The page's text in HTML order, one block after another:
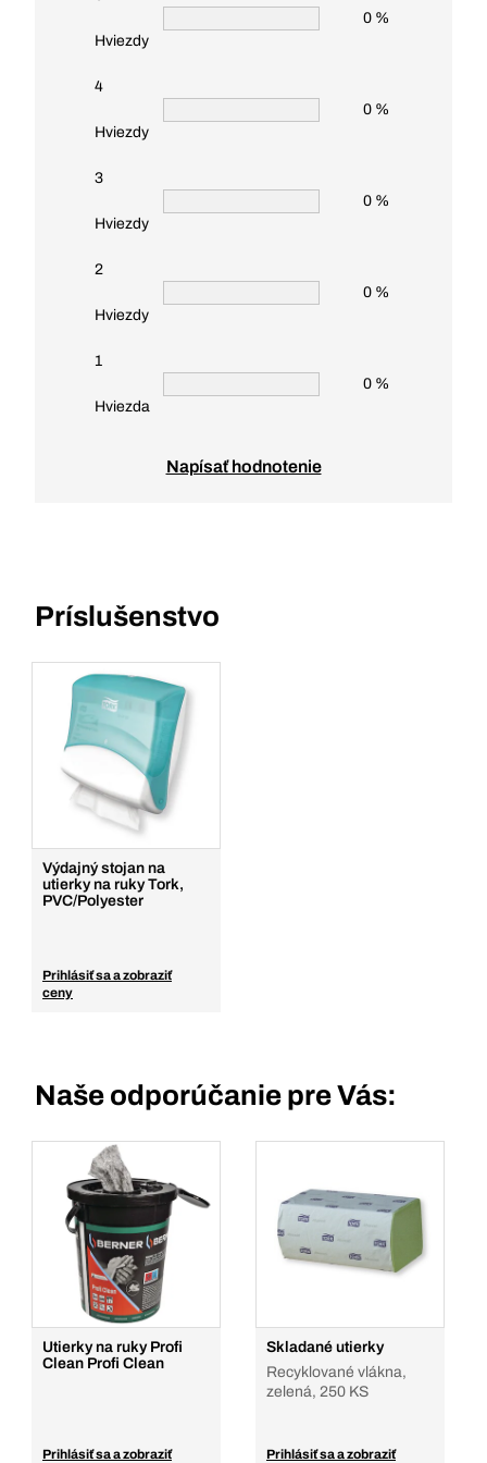
Hviezdy
0 %
4
Hviezdy
0 %
3
Hviezdy
0 %
2
Hviezdy
0 %
1
Hviezda
0 %
Napísať hodnotenie
Príslušenstvo
Výdajný stojan na
utierky na ruky Tork,
PVC/Polyester
Prihlásiť sa a zobraziť
ceny
Naše odporúčanie pre Vás:
Utierky na ruky Profi
Clean Profi Clean
Prihlásiť sa a zobraziť
Skladané utierky
Recyklované vlákna,
zelená, 250 KS
Prihlásiť sa a zobraziť